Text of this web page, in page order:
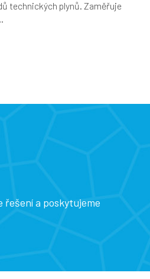
technických plynů. Zaměřuje
řešení a poskytujeme